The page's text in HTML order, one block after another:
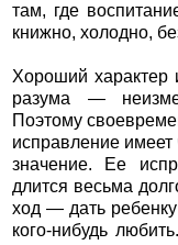
там, где
книжно, холодно,
Хороший характер
разума —
Поэтому
исправление
значение. Ее
длится весьма
ход — дать ребенку
кого-нибудь